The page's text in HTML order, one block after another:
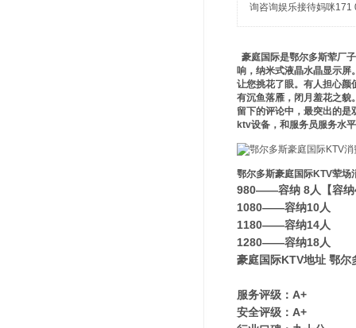
询咨询娱乐接待妈咪
豪庭国际是鄂尔多斯荤厂
响，纳米式液晶水晶显示屏
让您挑花了眼。有人担心颜
有沉鱼落雁，闭月羞花之貌
留下的评论中，最突出的
ktv设备，和服务员服务水
鄂尔多斯豪庭国际KTV荤场
980——容纳 8人【容纳
1080——容纳10人
1180——容纳14人
1280——容纳18人
豪庭国际KTV地址 鄂尔
服务评级：A+
安全评级：A+